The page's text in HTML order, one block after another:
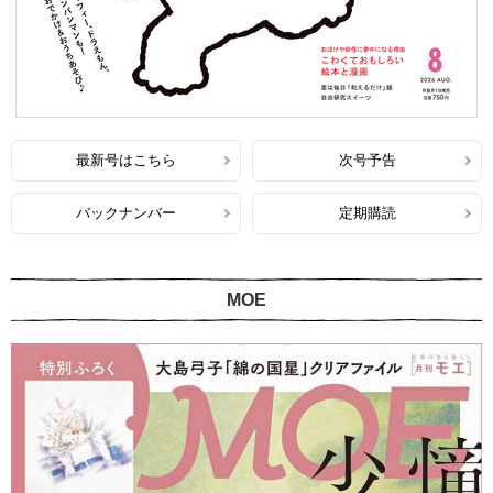
最新号はこちら 次号予告
バックナンバー 定期購読
MOE